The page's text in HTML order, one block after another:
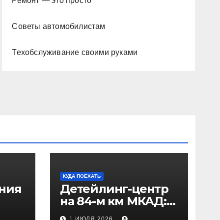
Советы автомобилистам
Техобслуживание своими руками
КУДА ПОЕХАТЬ
Детейлинг-центр
на 84-м км МКАД:
адрес и проезд